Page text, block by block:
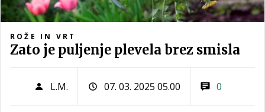
ROŽE IN VRT
Zato je puljenje plevela brez smisla
L.M. 07. 03. 2025 05.00 0